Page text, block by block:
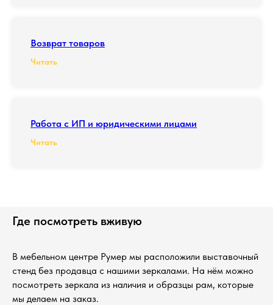
Возврат товаров
Читать
Работа с ИП и юридическими лицами
Читать
Где посмотреть вживую
В мебельном центре Румер мы расположили выставочный
стенд без продавца с нашими зеркалами. На нём можно
посмотреть зеркала из наличия и образцы рам, которые
мы делаем на заказ.